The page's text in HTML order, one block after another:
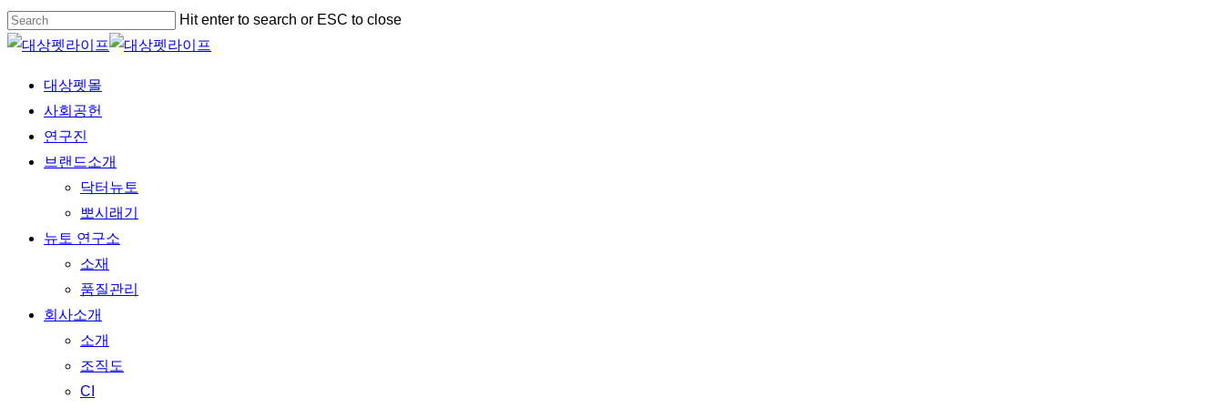
Skip
to
content
Hit enter to search or ESC to close
Close
Menu 대상펫몰
사회공헌
연구진
브랜드소개
닥터뉴토
뽀시래기
뉴토 연구소
소재
품질관리
회사소개
소개
조직도
CI